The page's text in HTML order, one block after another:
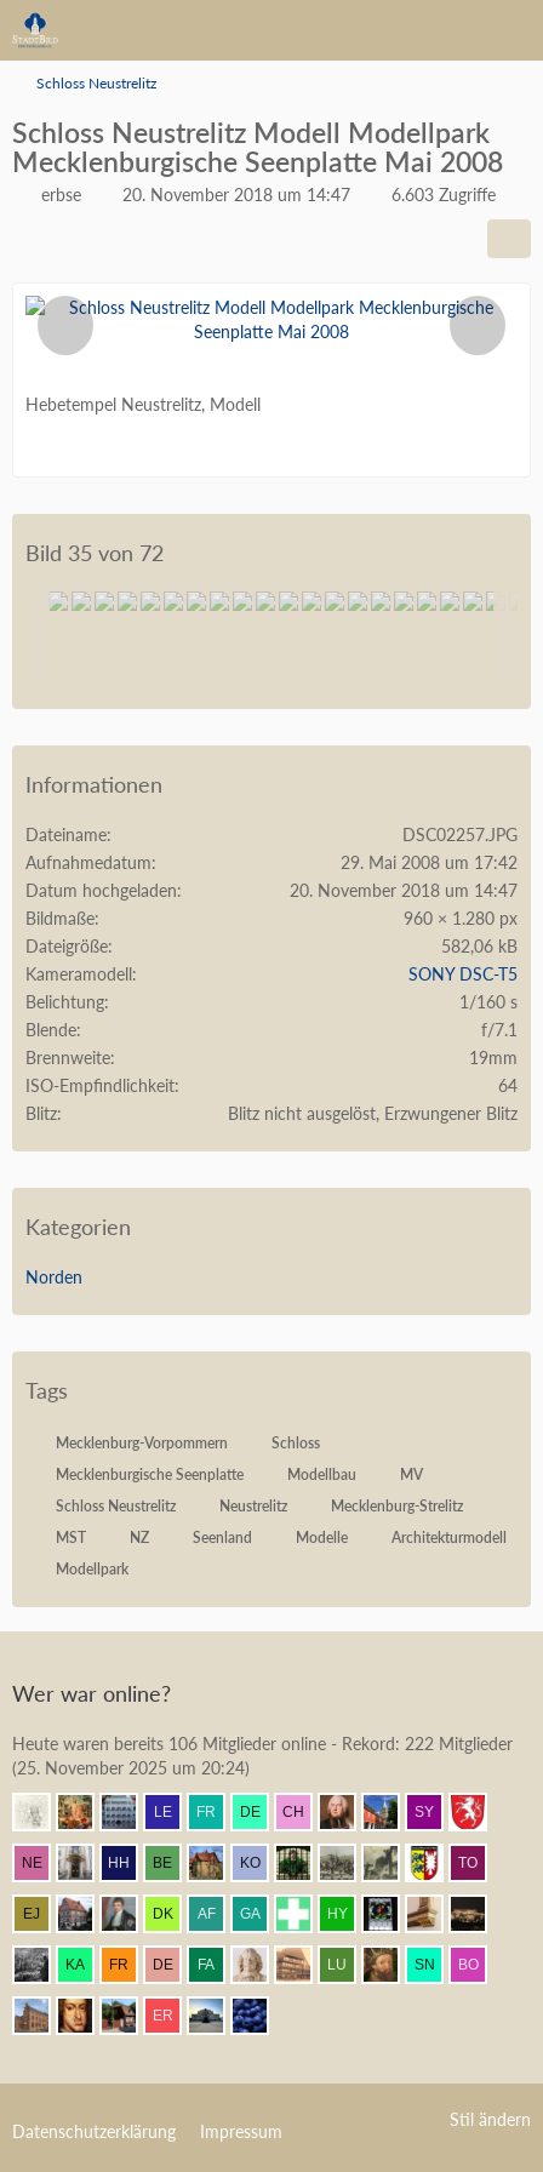
Schloss Neustrelitz
Schloss Neustrelitz Modell Modellpark
Mecklenburgische Seenplatte Mai 2008
erbse 20. November 2018 um 14:47 6.603 Zugriffe
Hebetempel Neustrelitz, Modell
Bild 35 von 72
Informationen
Dateiname
DSC02257.JPG
Aufnahmedatum
29. Mai 2008 um 17:42
Datum hochgeladen
20. November 2018 um 14:47
Bildmaße
960 × 1.280 px
Dateigröße
582,06 kB
Kameramodell
SONY DSC-T5
Belichtung
1/160 s
Blende
f/7.1
Brennweite
19mm
ISO-Empfindlichkeit
64
Blitz
Blitz nicht ausgelöst, Erzwungener Blitz
Kategorien
Norden
Tags
Mecklenburg-Vorpommern
Schloss
Mecklenburgische Seenplatte
Modellbau
MV
Schloss Neustrelitz
Neustrelitz
Mecklenburg-Strelitz
MST
NZ Seenland Modelle
Architekturmodell
Modellpark
Wer war online?
Heute waren bereits 106 Mitglieder online - Rekord: 222 Mitglieder
(25. November 2025 um 20:24)
Stil ändern
Datenschutzerklärung Impressum